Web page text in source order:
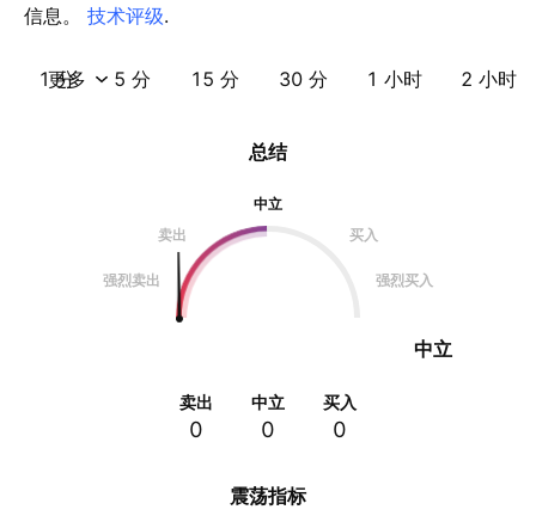
信息。 技术评级.
1 分 5 分 15 分 30 分 1 小时 2 小时
更多
震荡指标
总结
中立
卖出
买入
强烈卖出 强烈买入
中立
卖出
0
中立
0
买入
0